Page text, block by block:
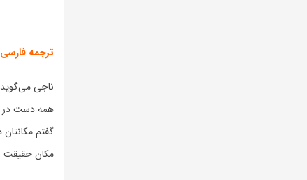
ترجمه فارسی
ناجی
همه دست
گفتم
مکان حقیقت